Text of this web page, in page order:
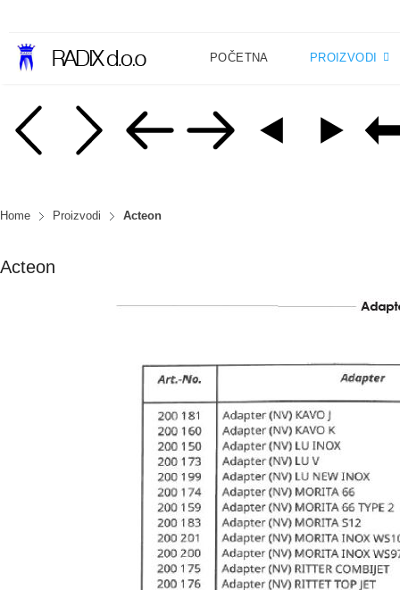
POČETNA PROIZVODI
Home Proizvodi Acteon
Acteon